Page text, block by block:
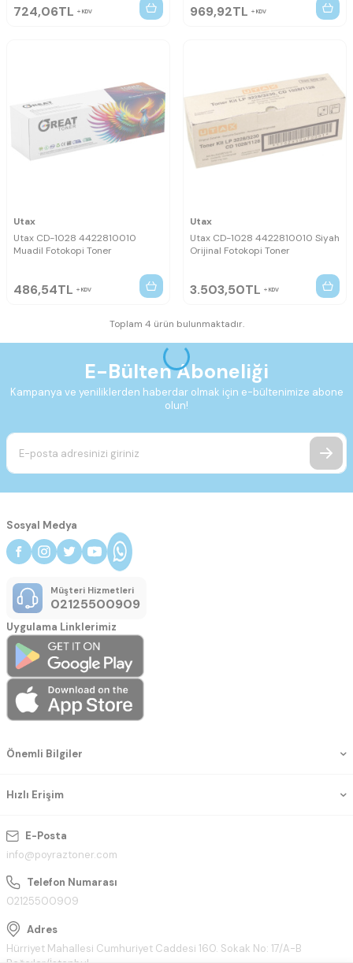
724,06TL KDV 969,92TL KDV
Utax
Utax CD-1028 4422810010
Muadil Fotokopi Toner
486,54TL KDV
Utax
Utax CD-1028 4422810010 Siyah
Orijinal Fotokopi Toner
3.503,50TL KDV
Toplam 4 ürün bulunmaktadır.
E-Bülten Aboneliği
Kampanya ve yeniliklerden haberdar olmak için e-bültenimize abone
olun!
E-Posta
info@poyraztoner.com
Telefon Numarası
02125500909
Adres
Hürriyet Mahallesi Cumhuriyet Caddesi 160. Sokak No: 17/A-B
Önemli Bilgiler
Hızlı Erişim
Sosyal Medya
Müşteri Hizmetleri
02125500909
Uygulama Linklerimiz